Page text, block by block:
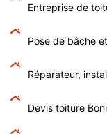
Entreprise de
Pose de bâche
Réparateur,
Devis toiture